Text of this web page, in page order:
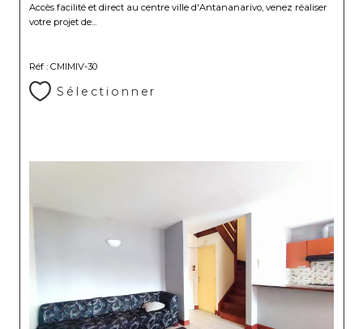
Accès facilité et direct au centre ville d'Antananarivo, venez réaliser
votre projet de...
Réf : CMIMIV-30
Sélectionner